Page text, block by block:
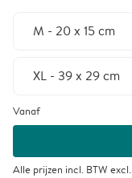
M - 20 x 15 cm
XL - 39 x 29 cm
Vanaf
Alle prijzen incl. BTW excl.